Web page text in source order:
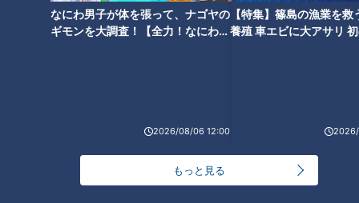
なにわ男子が体を張って、ナゴヤの
ギモンを大調査！【全力！なにわ実
2026/08/06 12:00
【特集】篠島の漁業を救
養殖 車エビに大アサリ
もっと見る
水分量の多い水飴ではなく、“ハチミツ”を入れるのが、ふんわ
りの秘訣。